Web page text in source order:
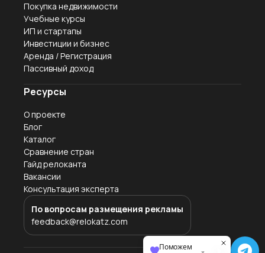
Покупка недвижимости
Учебные курсы
ИП и стартапы
Инвестиции и бизнес
Аренда / Регистрация
Пассивный доход
Ресурсы
О проекте
Блог
Каталог
Сравнение стран
Гайд релоканта
Вакансии
Консультация эксперта
По вопросам размещения рекламы
feedback@relokatz.com
Поможем